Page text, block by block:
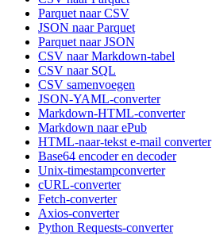
Parquet naar CSV
JSON naar Parquet
Parquet naar JSON
CSV naar Markdown-tabel
CSV naar SQL
CSV samenvoegen
JSON-YAML-converter
Markdown-HTML-converter
Markdown naar ePub
HTML-naar-tekst e-mail converter
Base64 encoder en decoder
Unix-timestampconverter
cURL-converter
Fetch-converter
Axios-converter
Python Requests-converter